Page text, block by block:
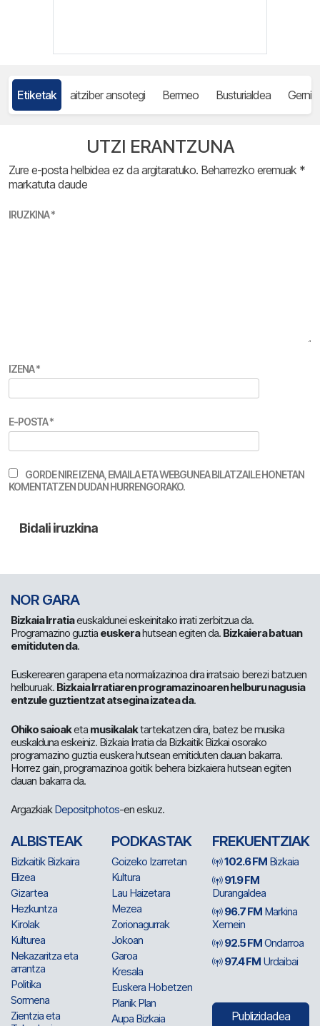
Etiketak aitziber ansotegi Bermeo Busturialdea
UTZI ERANTZUNA
Zure e-posta helbidea ez da argitaratuko. Beharrezko eremuak *
markatuta daude
IRUZKINA*
IZENA*
E-POSTA*
GORDE NIRE IZENA, EMAILA ETA WEBGUNEA BILATZAILE HONETAN
KOMENTATZEN DUDAN HURRENGORAKO.
NOR GARA
Bizkaia Irratiaeuskaldunei eskeinitako irrati zerbitzua da.
Programazino guztia euskerahutsean egiten da. Bizkaiera batuan
emitiduten da.
Euskerearen garapena eta normalizazinoa dira irratsaio berezi batzuen
helburuak. Bizkaia Irratiaren programazinoaren helburu nagusia
entzule guztientzat atsegina izatea da.
Ohiko saioaketa musikalaktartekatzen dira, batez be musika
euskalduna eskeiniz. Bizkaia Irratia da Bizkaitik Bizkai osorako
programazino guztia euskera hutsean emitiduten dauan bakarra.
Horrez gain, programazinoa goitik behera bizkaiera hutsean egiten
dauan bakarra da.
ArgazkiakDepositphotos-en eskuz.
ALBISTEAK
Bizkaitik Bizkaira
Elizea
Gizartea
Hezkuntza
Kirolak
Kulturea
Nekazaritza eta
arrantza
Politika
Sormena
Zientzia eta
PODKASTAK
Goizeko Izarretan
Kultura
Lau Haizetara
Mezea
Zorionagurrak
Jokoan
Garoa
Kresala
Euskera Hobetzen
Planik Plan
Aupa Bizkaia
FREKUENTZIAK
102.6 FM Bizkaia
91.9 FM
Durangaldea
96.7 FM Markina
Xemein
92.5 FMOndarroa
97.4 FM Urdaibai
Publizidadea